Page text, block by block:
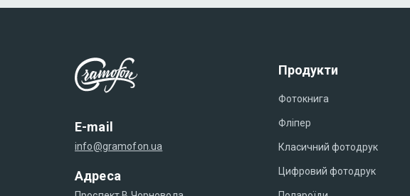
E-mail
info@gramofon.ua
Адреса
Продукти
Фотокнига
Фліпер
Класичний фотодрук
Цифровий фотодрук